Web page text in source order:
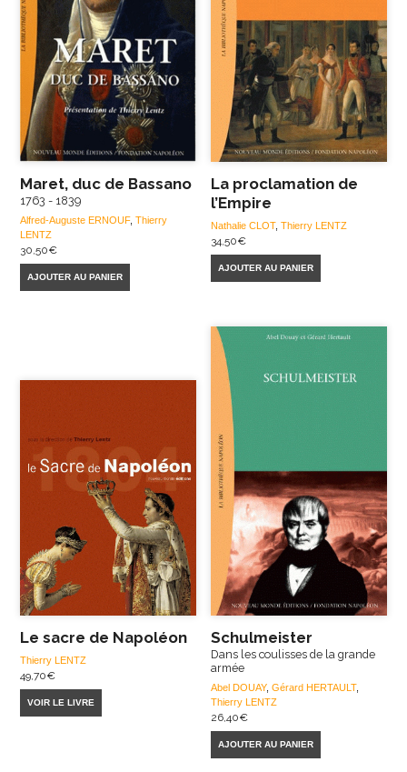
Maret, duc de Bassano
1763 - 1839
Alfred-Auguste ERNOUF,Thierry
LENTZ
30,50€
AJOUTER AU PANIER
La proclamation de
l’Empire
Nathalie CLOT,Thierry LENTZ
34,50€
AJOUTER AU PANIER
Le sacre de Napoléon
Thierry LENTZ
49,70€
VOIR LE LIVRE
Schulmeister
Dans les coulisses de la grande
armée
Abel DOUAY,Gérard HERTAULT,
Thierry LENTZ
26,40€
AJOUTER AU PANIER